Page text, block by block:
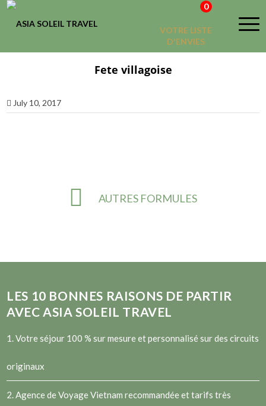
VOTRE LISTE
D'ENVIES
0
Fete villagoise
July 10, 2017
AUTRES FORMULES
LES 10 BONNES RAISONS DE PARTIR
AVEC ASIA SOLEIL TRAVEL
1. Votre séjour 100 % sur mesure et personnalisé sur des circuits
originaux
2.Agence de Voyage Vietnam recommandée et tarifs très